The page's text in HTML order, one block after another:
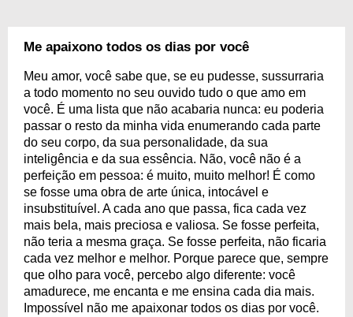
Me apaixono todos os dias por você
Meu amor, você sabe que, se eu pudesse, sussurraria
a todo momento no seu ouvido tudo o que amo em
você. É uma lista que não acabaria nunca: eu poderia
passar o resto da minha vida enumerando cada parte
do seu corpo, da sua personalidade, da sua
inteligência e da sua essência. Não, você não é a
perfeição em pessoa: é muito, muito melhor! É como
se fosse uma obra de arte única, intocável e
insubstituível. A cada ano que passa, fica cada vez
mais bela, mais preciosa e valiosa. Se fosse perfeita,
não teria a mesma graça. Se fosse perfeita, não ficaria
cada vez melhor e melhor. Porque parece que, sempre
que olho para você, percebo algo diferente: você
amadurece, me encanta e me ensina cada dia mais.
Impossível não me apaixonar todos os dias por você.